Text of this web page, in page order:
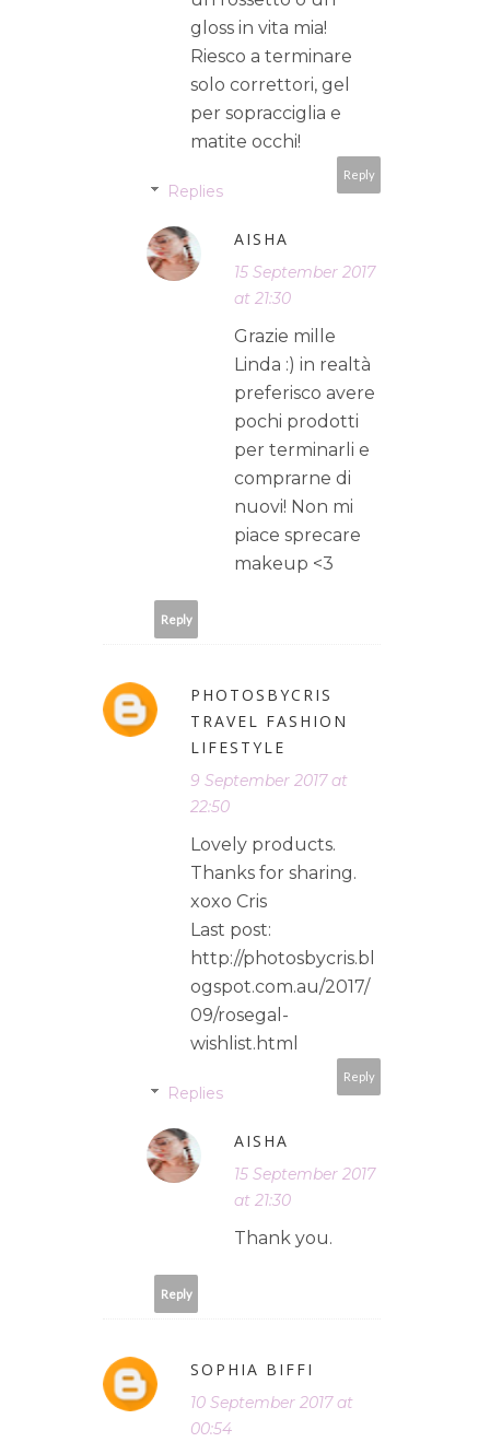
gloss in vita mia!
Riesco a terminare
solo correttori, gel
per sopracciglia e
matite occhi!
Reply
Replies
AISHA
15 September 2017
at 21:30
Grazie mille
Linda :) in realtà
preferisco avere
pochi prodotti
per terminarli e
comprarne di
nuovi! Non mi
piace sprecare
makeup <3
Reply
PHOTOSBYCRIS
TRAVEL FASHION
LIFESTYLE
9 September 2017 at
22:50
Lovely products.
Thanks for sharing.
xoxo Cris
Last post:
http://photosbycris.bl
ogspot.com.au/2017/
09/rosegal-
wishlist.html
Reply
Replies
AISHA
15 September 2017
at 21:30
Thank you.
Reply
SOPHIA BIFFI
10 September 2017 at
00:54